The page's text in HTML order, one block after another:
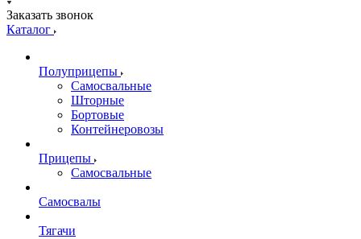
Заказать звонок
Каталог
Полуприцепы
Самосвальные
Шторные
Бортовые
Контейнеровозы
Прицепы
Самосвальные
Самосвалы
Тягачи